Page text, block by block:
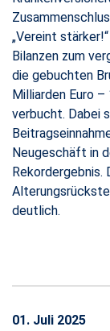
„Vereint
Bilanzen zum
die gebuchten
Milliarden Euro –
verbucht. Dabei
Neugeschäft in
Rekordergebnis.
deutlich.
01. Juli 2025